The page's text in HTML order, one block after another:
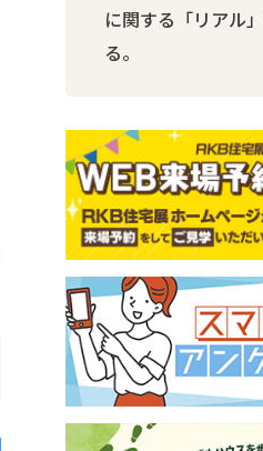
に関する「リアル
る。